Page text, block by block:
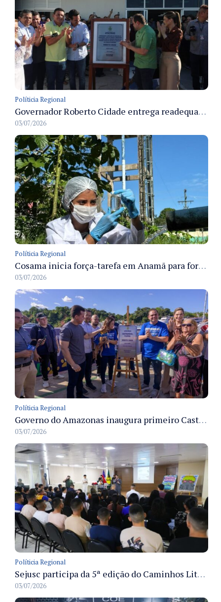
Políticia Regional
Governador Roberto Cidade entrega readequação do ambulatório da FCecon e amplia capacidade de atendimento oncológico em Manaus
03/07/2026
Políticia Regional
Cosama inicia força-tarefa em Anamã para fortalecer abastecimento de água e segurança hídrica da população
03/07/2026
Políticia Regional
Governo do Amazonas inaugura primeiro Castramóvel Fluvial para atendimento veterinário às comunidades ribeirinhas e castração gratuita
03/07/2026
Políticia Regional
Sejusc participa da 5ª edição do Caminhos Literários com foco na cultura hip-hop nas unidades socioeducativas
03/07/2026